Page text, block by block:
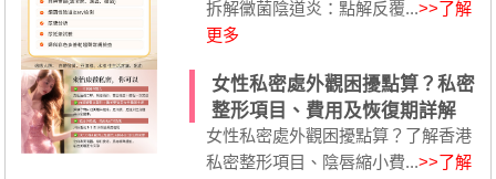
拆解黴菌陰道炎：點解反覆...>>了解
更多
女性私密處外觀困擾點算？私密
整形項目、費用及恢復期詳解
女性私密處外觀困擾點算？了解香港
私密整形項目、陰唇縮小費...>>了解